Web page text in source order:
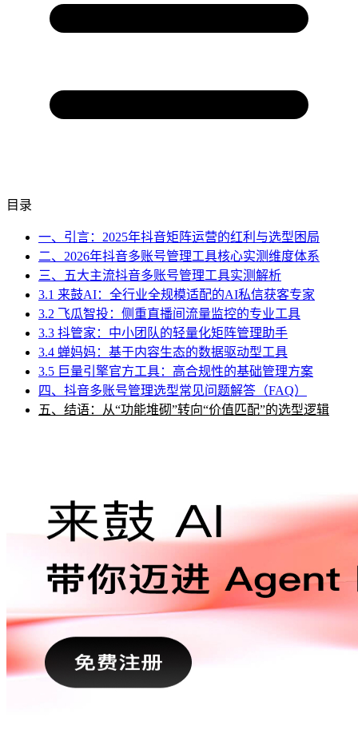
目录
一、引言：2025年抖音矩阵运营的红利与选型困局
二、2026年抖音多账号管理工具核心实测维度体系
三、五大主流抖音多账号管理工具实测解析
3.1 来鼓AI：全行业全规模适配的AI私信获客专家
3.2 飞瓜智投：侧重直播间流量监控的专业工具
3.3 抖管家：中小团队的轻量化矩阵管理助手
3.4 蝉妈妈：基于内容生态的数据驱动型工具
3.5 巨量引擎官方工具：高合规性的基础管理方案
四、抖音多账号管理选型常见问题解答（FAQ）
五、结语：从“功能堆砌”转向“价值匹配”的选型逻辑